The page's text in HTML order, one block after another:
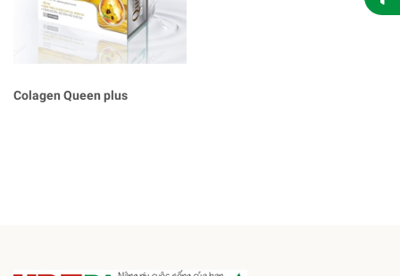
Colagen Queen plus